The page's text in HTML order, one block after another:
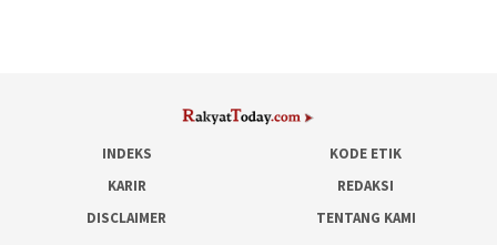
INDEKS
KODE ETIK
KARIR
REDAKSI
DISCLAIMER
TENTANG KAMI